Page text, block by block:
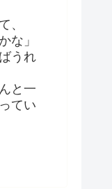
、
な」
うれ
と一
てい